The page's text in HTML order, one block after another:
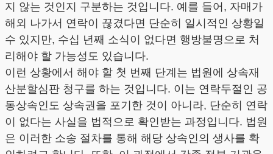
지 않는 것인지 구분하는 것입니다. 예를 들어, 자매가
해외 나가서 연락이 끊겼다면 단순히 일시적인 상황일
수 있지만, 수십 년째 소식이 없다면 행방불명으로 처
리해야 할 가능성도 있습니다.
이런 상황에서 해야 할 첫 번째 단계는 법원에 상속재
산분할심판 청구를 하는 것입니다. 이는 연락두절인 공
동상속인도 상속권을 포기한 것이 아니라, 단순히 연락
이 없다는 사실을 법적으로 확인받는 과정입니다. 법원
은 이러한 소송 절차를 통해 해당 상속인의 생사를 확